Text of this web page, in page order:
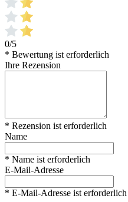
0/5
* Bewertung ist erforderlich
Ihre Rezension
* Rezension ist erforderlich
Name
* Name ist erforderlich
E-Mail-Adresse
* E-Mail-Adresse ist erforderlich